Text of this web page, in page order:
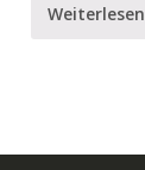
Weiterlesen